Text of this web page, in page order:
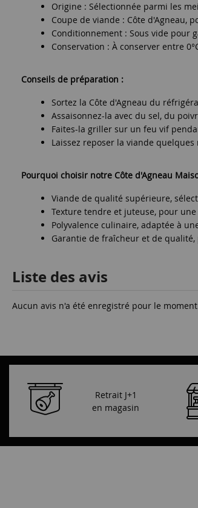
Origine : Sélectionnée parmi les
Coupe de viande : Côte d'Agneau,
Conditionnement : Sous vide pour
Conservation : À conserver entre
Conseils de préparation :
Sortez la Côte d'Agneau du
Assaisonnez-la avec du sel, du
Faites-la griller sur un feu vif
Laissez reposer la viande
Pourquoi choisir notre Côte d'Agneau
Viande de qualité supérieure,
Texture tendre et juteuse, pour
Polyvalence culinaire, adaptée à
Garantie de fraîcheur et de
Liste des avis
Aucun avis n'a été enregistré pour le
Retrait J+1
en magasin